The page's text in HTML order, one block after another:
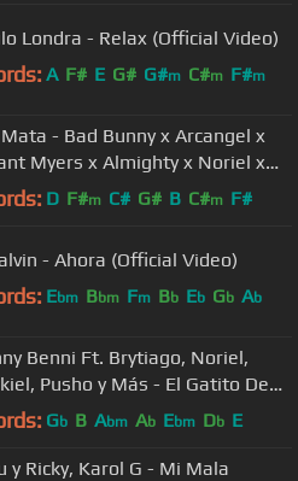
Londra - Relax (Official Video)
A F# E G# G#m C#m F#m
- Bad Bunny x Arcangel x
Myers x Almighty x Noriel x
Rasta x Brytiago 🏌
D F#m C# G# B C#m F#
- Ahora (Official Video)
Ebm Bbm Fm Bb Eb Gb Ab
Benni Ft. Brytiago, Noriel,
Pusho y Más - El Gatito De
(Remix) (Vídeo Oficial)
Gb B Abm Ab Ebm Db E
y Ricky, Karol G - Mi Mala